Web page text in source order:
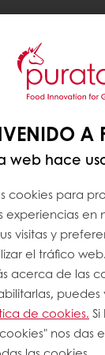
EL PAN
entre el pan
blanco
los
con
incluir las
de trigo
el endosperm
en
A
web hace
cookies para
experiencias en
visitas y
el tráfico
acerca de las
puedes
de cookies.
nos das